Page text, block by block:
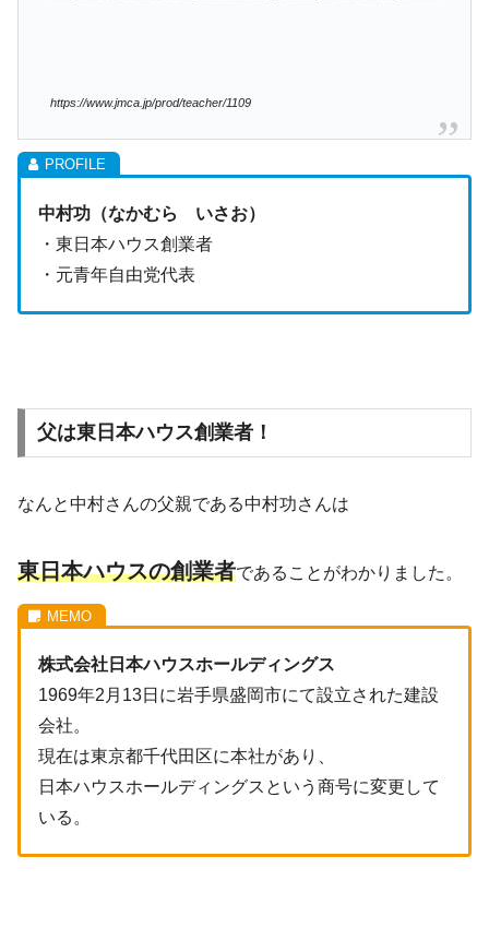
https://www.jmca.jp/prod/teacher/1109
中村功（なかむら いさお）
・東日本ハウス創業者
・元青年自由党代表
父は東日本ハウス創業者！
なんと中村さんの父親である中村功さんは
東日本ハウスの創業者であることがわかりました。
株式会社日本ハウスホールディングス
1969年2月13日に岩手県盛岡市にて設立された建設
会社。
現在は東京都千代田区に本社があり、
日本ハウスホールディングスという商号に変更して
いる。